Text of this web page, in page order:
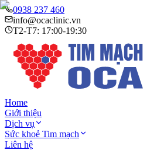
0938 237 460
info@ocaclinic.vn
T2-T7: 17:00-19:30
Home
Giới thiệu
Dịch vụ
Sức khoẻ Tim mạch
Liên hệ